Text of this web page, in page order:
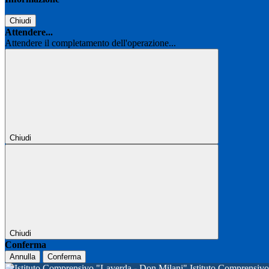
Chiudi
Attendere...
Attendere il completamento dell'operazione...
Chiudi
Chiudi
Conferma
Annulla Conferma